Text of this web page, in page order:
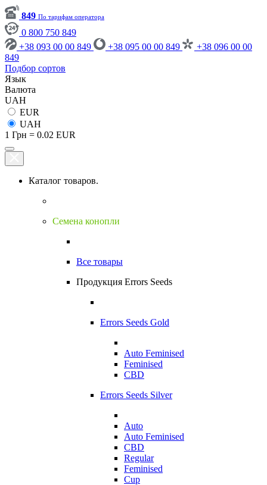
849 По тарифам оператора
0 800 750 849
+38 093 00 00 849
+38 095 00 00 849
+38 096 00 00
849
Подбор сортов
Язык
Валюта
UAH
EUR
UAH
1 Грн = 0.02 EUR
Каталог товаров.
Семена конопли
Все товары
Продукция Errors Seeds
Errors Seeds Gold
Auto Feminised
Feminised
CBD
Errors Seeds Silver
Auto
Auto Feminised
CBD
Regular
Feminised
Cup